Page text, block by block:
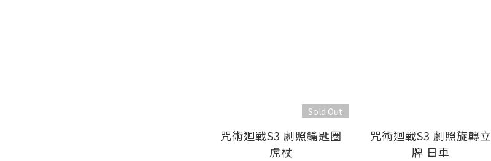
Sold Out
咒術迴戰S3 劇照鑰匙圈
虎杖
咒術迴戰S3 劇照旋轉立
牌 日車